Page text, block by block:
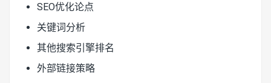
SEO优化论点
关键词分析
其他搜索引擎排名
外部链接策略